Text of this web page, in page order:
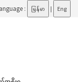
: မြန်မာ | Eng